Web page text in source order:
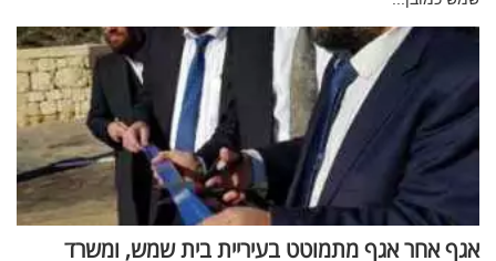
אגף אחר אגף מתמוטט בעיריית בית שמש, ומשרד